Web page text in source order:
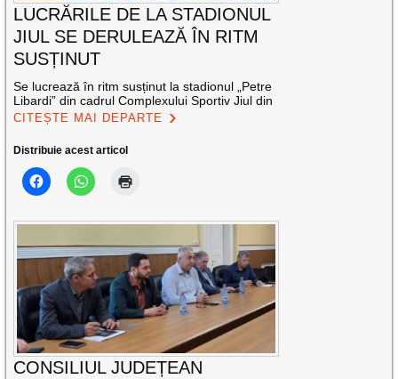
LUCRĂRILE DE LA STADIONUL
JIUL SE DERULEAZĂ ÎN RITM
SUSȚINUT
Se lucrează în ritm susținut la stadionul „Petre
Libardi” din cadrul Complexului Sportiv Jiul din
CITEȘTE MAI DEPARTE
Distribuie acest articol
CONSILIUL JUDEȚEAN